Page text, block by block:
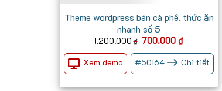
Theme wordpress bán cà phê, thức ăn
nhanh số 5
1.200.000₫ Giá
là:
1.200.000 ₫.
700.000₫Giá
tại
là:
700.000 ₫.
Xem demo #50164 Chi tiết